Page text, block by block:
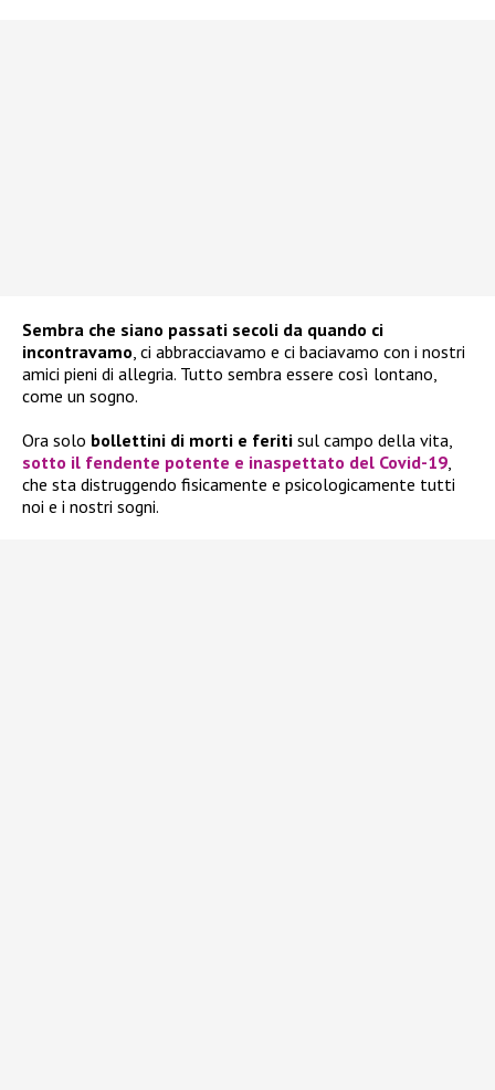
Sembra che siano passati secoli da quando ci
incontravamo, ci abbracciavamo e ci baciavamo con i nostri
amici pieni di allegria. Tutto sembra essere così lontano,
come un sogno.
Ora solo bollettini di morti e feriti sul campo della vita,
sotto il fendente potente e inaspettato del Covid-19,
che sta distruggendo fisicamente e psicologicamente tutti
noi e i nostri sogni.